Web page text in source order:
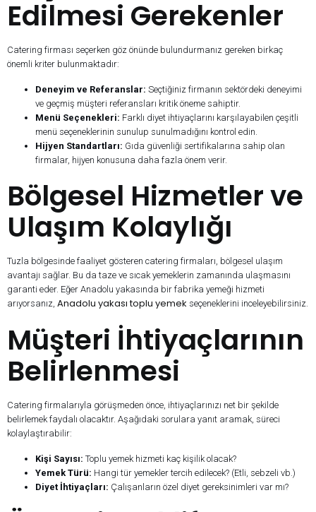
Edilmesi Gerekenler
Catering firması seçerken göz önünde bulundurmanız gereken birkaç
önemli kriter bulunmaktadır:
Deneyim ve Referanslar: Seçtiğiniz firmanın sektördeki deneyimi
ve geçmiş müşteri referansları kritik öneme sahiptir.
Menü Seçenekleri: Farklı diyet ihtiyaçlarını karşılayabilen çeşitli
menü seçeneklerinin sunulup sunulmadığını kontrol edin.
Hijyen Standartları: Gıda güvenliği sertifikalarına sahip olan
firmalar, hijyen konusuna daha fazla önem verir.
Bölgesel Hizmetler ve
Ulaşım Kolaylığı
Tuzla bölgesinde faaliyet gösteren catering firmaları, bölgesel ulaşım
avantajı sağlar. Bu da taze ve sıcak yemeklerin zamanında ulaşmasını
garanti eder. Eğer Anadolu yakasında bir fabrika yemeği hizmeti
arıyorsanız, Anadolu yakası toplu yemek seçeneklerini inceleyebilirsiniz.
Müşteri İhtiyaçlarının
Belirlenmesi
Catering firmalarıyla görüşmeden önce, ihtiyaçlarınızı net bir şekilde
belirlemek faydalı olacaktır. Aşağıdaki sorulara yanıt aramak, süreci
kolaylaştırabilir:
Kişi Sayısı: Toplu yemek hizmeti kaç kişilik olacak?
Yemek Türü: Hangi tür yemekler tercih edilecek? (Etli, sebzeli vb.)
Diyet İhtiyaçları: Çalışanların özel diyet gereksinimleri var mı?